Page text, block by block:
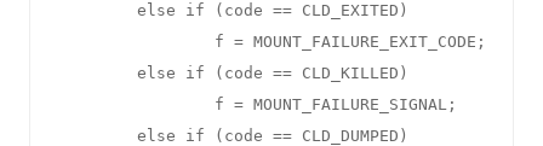
        else if (code == CLD_EXITED)
                f = MOUNT_FAILURE_EXIT_CODE;
        else if (code == CLD_KILLED)
                f = MOUNT_FAILURE_SIGNAL;
        else if (code == CLD_DUMPED)